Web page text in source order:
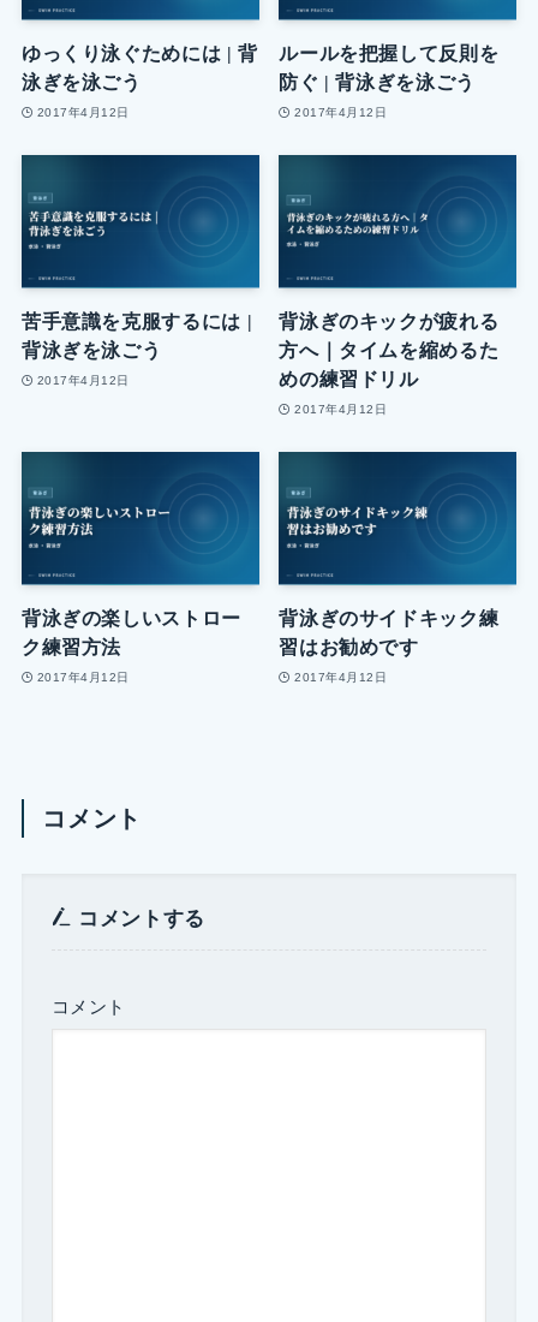
ゆっくり泳ぐためには | 背
泳ぎを泳ごう
2017年4月12日
ルールを把握して反則を
防ぐ | 背泳ぎを泳ごう
2017年4月12日
苦手意識を克服するには |
背泳ぎを泳ごう
2017年4月12日
背泳ぎのキックが疲れる
方へ｜タイムを縮めるた
めの練習ドリル
2017年4月12日
背泳ぎの楽しいストロー
ク練習方法
2017年4月12日
背泳ぎのサイドキック練
習はお勧めです
2017年4月12日
コメント
コメントする
コメント